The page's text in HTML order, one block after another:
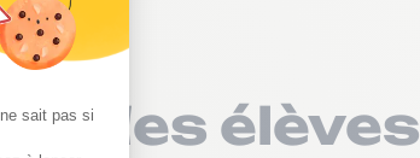
des élèves